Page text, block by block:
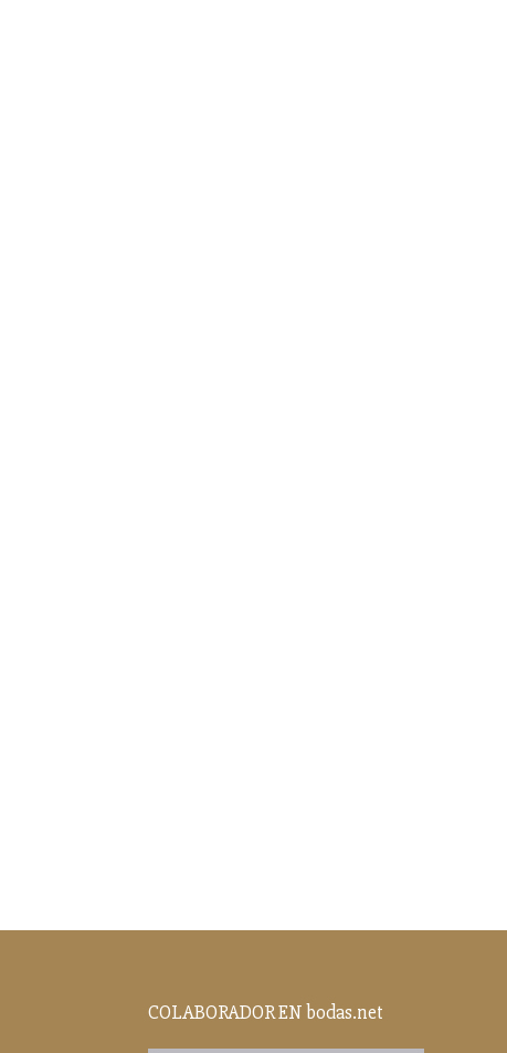
COLABORADOR EN bodas.net